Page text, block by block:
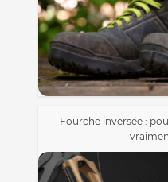
Fourche inversée :